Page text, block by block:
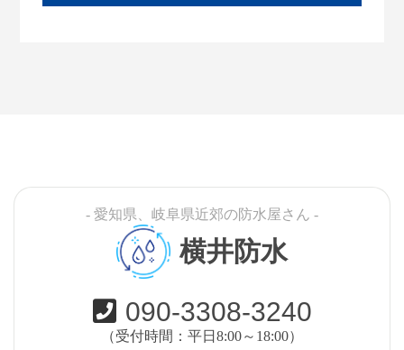
- 愛知県、岐阜県近郊の防水屋さん -
横井防水
090-3308-3240
（受付時間：平日8:00～18:00）